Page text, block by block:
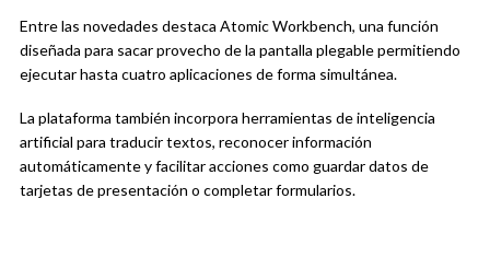
Entre las novedades destaca Atomic Workbench, una función
diseñada para sacar provecho de la pantalla plegable permitiendo
ejecutar hasta cuatro aplicaciones de forma simultánea.
La plataforma también incorpora herramientas de inteligencia
artificial para traducir textos, reconocer información
automáticamente y facilitar acciones como guardar datos de
tarjetas de presentación o completar formularios.